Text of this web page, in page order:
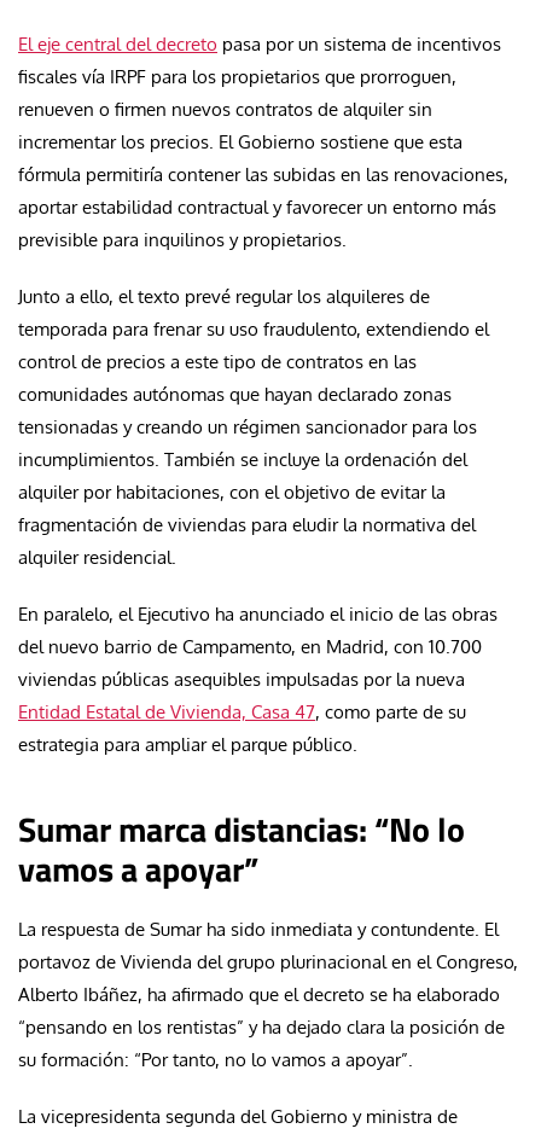
El eje central del decreto pasa por un sistema de incentivos
fiscales vía IRPF para los propietarios que prorroguen,
renueven o firmen nuevos contratos de alquiler sin
incrementar los precios. El Gobierno sostiene que esta
fórmula permitiría contener las subidas en las renovaciones,
aportar estabilidad contractual y favorecer un entorno más
previsible para inquilinos y propietarios.
Junto a ello, el texto prevé regular los alquileres de
temporada para frenar su uso fraudulento, extendiendo el
control de precios a este tipo de contratos en las
comunidades autónomas que hayan declarado zonas
tensionadas y creando un régimen sancionador para los
incumplimientos. También se incluye la ordenación del
alquiler por habitaciones, con el objetivo de evitar la
fragmentación de viviendas para eludir la normativa del
alquiler residencial.
En paralelo, el Ejecutivo ha anunciado el inicio de las obras
del nuevo barrio de Campamento, en Madrid, con 10.700
viviendas públicas asequibles impulsadas por la nueva
Entidad Estatal de Vivienda, Casa 47, como parte de su
estrategia para ampliar el parque público.
Sumar marca distancias: “No lo
vamos a apoyar”
La respuesta de Sumar ha sido inmediata y contundente. El
portavoz de Vivienda del grupo plurinacional en el Congreso,
Alberto Ibáñez, ha afirmado que el decreto se ha elaborado
“pensando en los rentistas” y ha dejado clara la posición de
su formación: “Por tanto, no lo vamos a apoyar”.
La vicepresidenta segunda del Gobierno y ministra de